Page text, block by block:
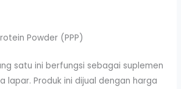
Powder (PPP)
satu ini berfungsi sebagai suplemen
lapar. Produk ini dijual dengan harga